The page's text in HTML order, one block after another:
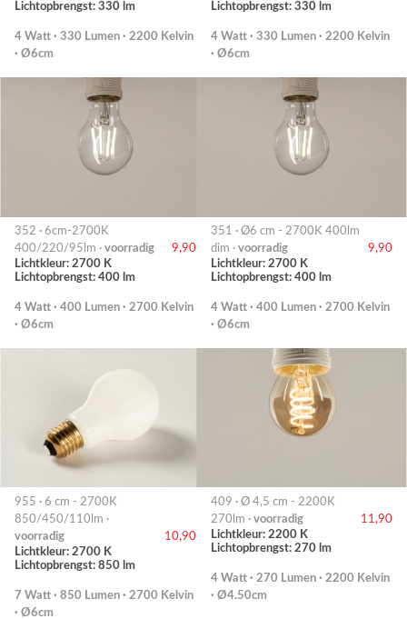
Lichtopbrengst: 330 lm
4 Watt · 330 Lumen · 2200 Kelvin
· Ø6cm
Lichtopbrengst: 330 lm
4 Watt · 330 Lumen · 2200 Kelvin
· Ø6cm
352 · 6cm-2700K
400/220/95lm · voorradig
9,90
Lichtkleur: 2700 K
Lichtopbrengst: 400 lm
4 Watt · 400 Lumen · 2700 Kelvin
· Ø6cm
351 · Ø6 cm - 2700K 400lm
dim · voorradig
9,90
Lichtkleur: 2700 K
Lichtopbrengst: 400 lm
4 Watt · 400 Lumen · 2700 Kelvin
· Ø6cm
955 · 6 cm - 2700K
850/450/110lm ·
voorradig
10,90
Lichtkleur: 2700 K
Lichtopbrengst: 850 lm
7 Watt · 850 Lumen · 2700 Kelvin
· Ø6cm
409 · Ø 4,5 cm - 2200K
270lm · voorradig
11,90
Lichtkleur: 2200 K
Lichtopbrengst: 270 lm
4 Watt · 270 Lumen · 2200 Kelvin
· Ø4.50cm